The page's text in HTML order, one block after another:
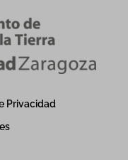
Privacidad